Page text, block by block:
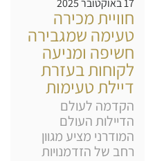
חוויית מכירה
טעימה שמגבירה
חשיפה ומניעה
לקוחות בעזרת
דיילת טעימות
הקדמה לעולם
הדיילות העולם
המודרני מציע מגוון
רחב של הזדמנויות